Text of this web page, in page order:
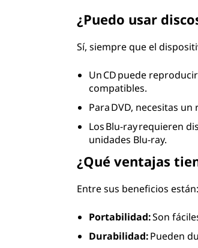
¿Puedo usar
Sí, siempre que el
Un CD puede
compatibles.
Para DVD, necesitas
Los Blu-ray requieren
unidades Blu-ray.
¿Qué ventajas
Entre sus beneficios están:
Portabilidad:Son
Durabilidad:Pueden